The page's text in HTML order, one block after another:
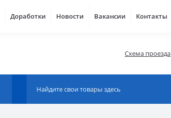
Доработки Новости Вакансии Контакты
Схема проезда